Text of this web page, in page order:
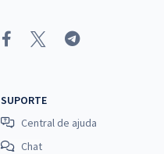
SUPORTE
Central de ajuda
Chat